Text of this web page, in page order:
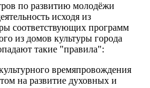
по развитию молодёжи
исходя из
соответствующих программ
из домов культуры города
такие "правила":
времяпровождения
на развитие духовных и